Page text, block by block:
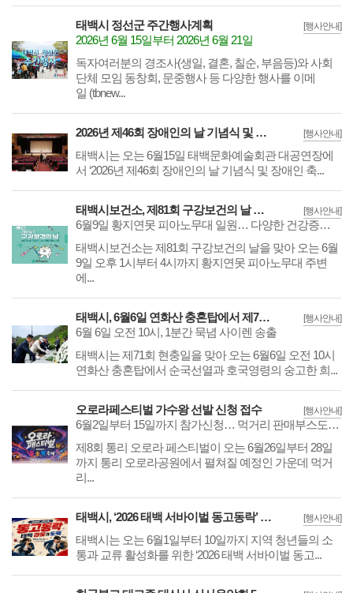
[행사안내]
태백시 정선군 주간행사계획
2026년 6월 15일부터 2026년 6월 21일
독자여러분의 경조사(생일, 결혼, 칠순, 부음등)와 사회
단체 모임 동창회, 문중행사 등 다양한 행사를 이메
일 (tbnew...
[행사안내]
2026년 제46회 장애인의 날 기념식 및 장애인 축제 한마당 15일 개최
​​​​​​​태백시는 오는 6월15일 태백문화예술회관 대공연장에
서 ‘2026년 제46회 장애인의 날 기념식 및 장애인 축...
[행사안내]
태백시보건소, 제81회 구강보건의 날 맞아 합동캠페인
6월9일 황지연못 피아노무대 일원… 다양한 건강증진 체험·홍보 운영
​​​​​​​태백시보건소는 제81회 구강보건의 날을 맞아 오는 6월
9일 오후 1시부터 4시까지 황지연못 피아노무대 주변
에...
[행사안내]
태백시, 6월6일 연화산 충혼탑에서 제71회 현충일 추념식 개최
6월 6일 오전 10시, 1분간 묵념 사이렌 송출
​​​​​​​태백시는 제71회 현충일을 맞아 오는 6월6일 오전 10시
연화산 충혼탑에서 순국선열과 호국영령의 숭고한 희...
[행사안내]
오로라페스티벌 가수왕 선발 신청 접수
6월2일부터 15일까지 참가신청… 먹거리 판매부스도 운영 접수
​​​​​​​제8회 통리 오로라 페스티벌이 오는 6월26일부터 28일
까지 통리 오로라공원에서 펼쳐질 예정인 가운데 먹거
리...
[행사안내]
태백시, ‘2026 태백 서바이벌 동고동락’ 참여자 모집
​​​​​​​태백시는 오는 6월1일부터 10일까지 지역 청년들의 소
통과 교류 활성화를 위한 ‘2026 태백 서바이벌 동고...